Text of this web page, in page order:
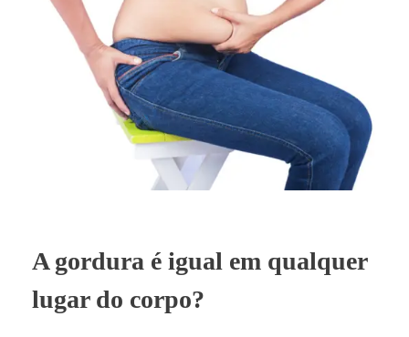
A gordura é igual em qualquer
lugar do corpo?